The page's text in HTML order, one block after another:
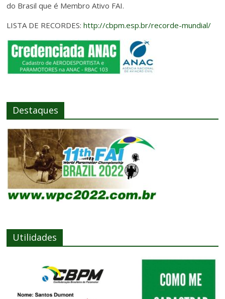
do Brasil que é Membro Ativo FAI.
LISTA DE RECORDES:http://cbpm.esp.br/recorde-mundial/
Destaques
Utilidades